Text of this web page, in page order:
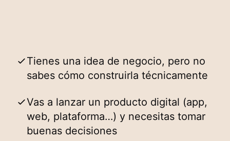
Tienes una idea de negocio, pero no
sabes cómo construirla técnicamente
Vas a lanzar un producto digital (app,
web, plataforma…) y necesitas tomar
buenas decisiones